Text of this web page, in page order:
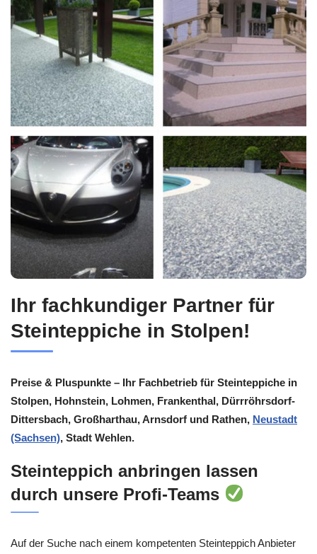
Ihr fachkundiger Partner für
Steinteppiche in Stolpen!
Preise & Pluspunkte – Ihr Fachbetrieb für Steinteppiche in
Stolpen, Hohnstein, Lohmen, Frankenthal, Dürrröhrsdorf-
Dittersbach, Großharthau, Arnsdorf und Rathen, Neustadt
(Sachsen), Stadt Wehlen.
Steinteppich anbringen lassen
durch unsere Profi-Teams
Auf der Suche nach einem kompetenten Steinteppich Anbieter